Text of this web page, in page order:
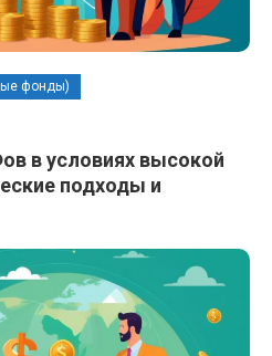
фонды)
в условиях высокой
подходы и